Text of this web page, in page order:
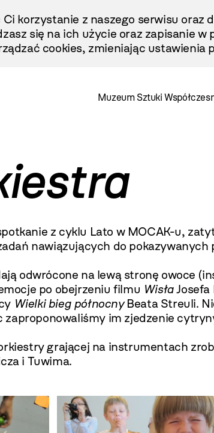
korzystanie z naszego serwisu oraz
się na ich użycie oraz zapisanie w
cookies, zmieniając ustawienia
Muzeum Sztuki
z cyklu Lato w MOCAK-u,
nawiązujących do pokazywanych
odwrócone na lewą stronę owoce
po obejrzeniu filmu Wisła
Wielki bieg północnyBeata Streuli.
zaproponowaliśmy im zjedzenie
grającej na instrumentach
i Tuwima.